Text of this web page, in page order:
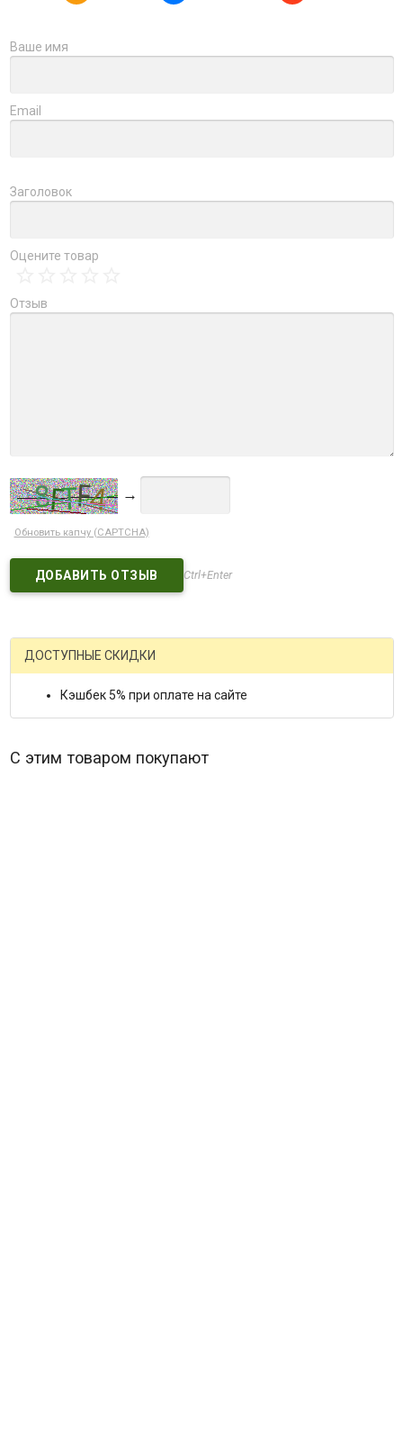
Ваше имя
Email
Заголовок
Оцените товар
Отзыв
→
Обновить капчу (CAPTCHA)
Ctrl+Enter
ДОСТУПНЫЕ СКИДКИ
Кэшбек 5% при оплате на сайте
С этим товаром покупают